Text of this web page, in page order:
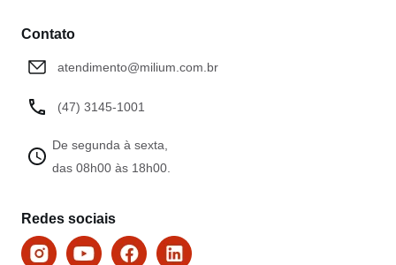
Contato
atendimento@milium.com.br
(47) 3145-1001
De segunda à sexta,
das 08h00 às 18h00.
Redes sociais